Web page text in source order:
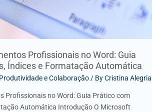
Profissionais no Word: Guia
Índices e Formatação Automática
Produtividade e Colaboração/ ByCristina Alegria
Profissionais no Word: Guia Prático com
Automática Introdução O Microsoft